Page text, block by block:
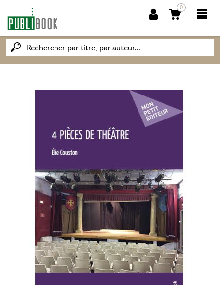
0
NOUVEAUTÉS
PUBLIBOOK
SOCIÉTÉ DES ÉCRIVAINS
CONNAISSANCES ET SAVOIRS
MON PETIT ÉDITEUR